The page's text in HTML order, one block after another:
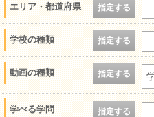
エリア・都道府県 指定する
学校の種類 指定する
動画の種類 指定する
学べる学問 指定する